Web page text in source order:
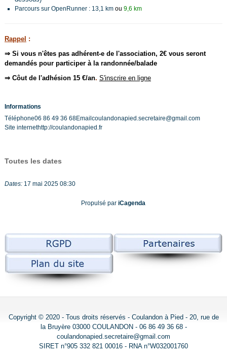
Parcours sur OpenRunner : 13,1 km ou 9,6 km
Rappel :
⇒ Si vous n'êtes pas adhérent-e de l'association, 2€ vous seront
demandés pour participer à la randonnée/balade
⇒ Côut de l'adhésion 15 €/an. S'inscrire en ligne
Informations
Téléphone06 86 49 36 68Email coulandonapied.secretaire@gmail.com
Site internethttp://coulandonapied.fr
Toutes les dates
Dates: 17 mai 2025 08:30
Propulsé pariCagenda
Copyright © 2020 - Tous droits réservés - Coulandon à Pied - 20, rue de
la Bruyère 03000 COULANDON - 06 86 49 36 68 -
coulandonapied.secretaire@gmail.com
SIRET n°905 332 821 00016 - RNA n°W032001760